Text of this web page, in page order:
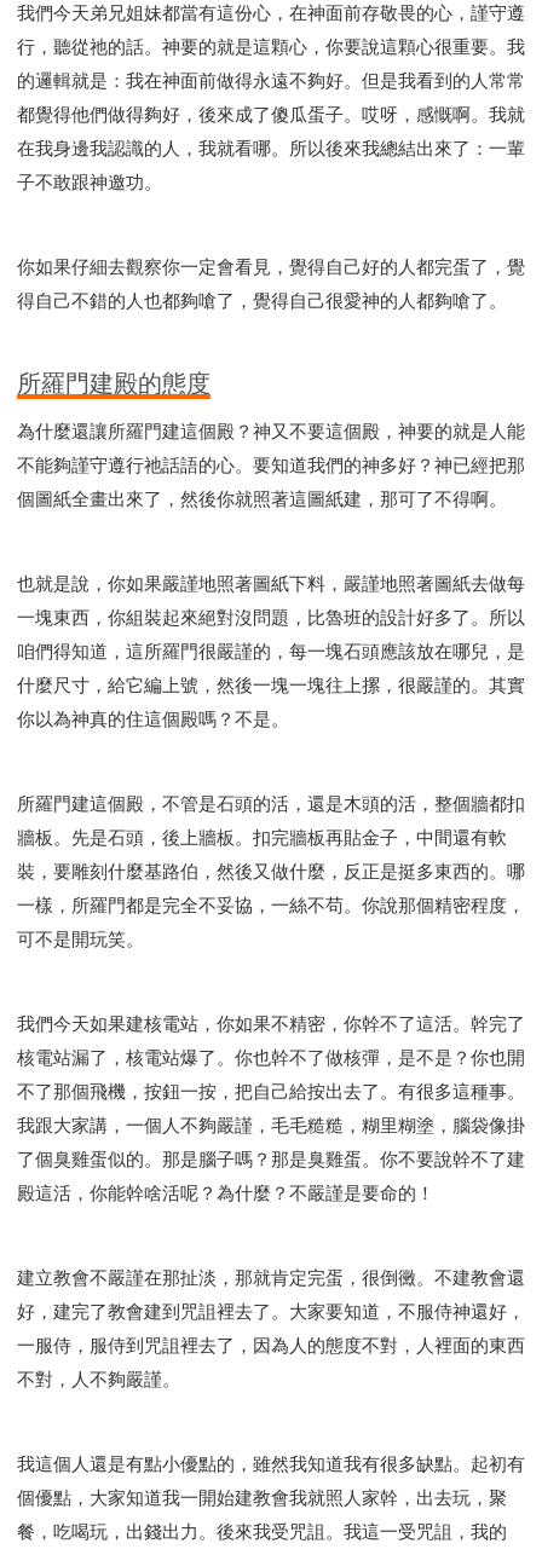
我們今天弟兄姐妹都當有這份心，在神面前存敬畏的心，謹守遵
行，聽從祂的話。神要的就是這顆心，你要說這顆心很重要。我
的邏輯就是：我在神面前做得永遠不夠好。但是我看到的人常常
都覺得他們做得夠好，後來成了傻瓜蛋子。哎呀，感慨啊。我就
在我身邊我認識的人，我就看哪。所以後來我總結出來了：一輩
子不敢跟神邀功。
你如果仔細去觀察你一定會看見，覺得自己好的人都完蛋了，覺
得自己不錯的人也都夠嗆了，覺得自己很愛神的人都夠嗆了。
所羅門建殿的態度
為什麼還讓所羅門建這個殿？神又不要這個殿，神要的就是人能
不能夠謹守遵行祂話語的心。要知道我們的神多好？神已經把那
個圖紙全畫出來了，然後你就照著這圖紙建，那可了不得啊。
也就是說，你如果嚴謹地照著圖紙下料，嚴謹地照著圖紙去做每
一塊東西，你組裝起來絕對沒問題，比魯班的設計好多了。所以
咱們得知道，這所羅門很嚴謹的，每一塊石頭應該放在哪兒，是
什麼尺寸，給它編上號，然後一塊一塊往上摞，很嚴謹的。其實
你以為神真的住這個殿嗎？不是。
所羅門建這個殿，不管是石頭的活，還是木頭的活，整個牆都扣
牆板。先是石頭，後上牆板。扣完牆板再貼金子，中間還有軟
裝，要雕刻什麼基路伯，然後又做什麼，反正是挺多東西的。哪
一樣，所羅門都是完全不妥協，一絲不苟。你說那個精密程度，
可不是開玩笑。
我們今天如果建核電站，你如果不精密，你幹不了這活。幹完了
核電站漏了，核電站爆了。你也幹不了做核彈，是不是？你也開
不了那個飛機，按鈕一按，把自己給按出去了。有很多這種事。
我跟大家講，一個人不夠嚴謹，毛毛糙糙，糊里糊塗，腦袋像掛
了個臭雞蛋似的。那是腦子嗎？那是臭雞蛋。你不要說幹不了建
殿這活，你能幹啥活呢？為什麼？不嚴謹是要命的！
建立教會不嚴謹在那扯淡，那就肯定完蛋，很倒黴。不建教會還
好，建完了教會建到咒詛裡去了。大家要知道，不服侍神還好，
一服侍，服侍到咒詛裡去了，因為人的態度不對，人裡面的東西
不對，人不夠嚴謹。
我這個人還是有點小優點的，雖然我知道我有很多缺點。起初有
個優點，大家知道我一開始建教會我就照人家幹，出去玩，聚
餐，吃喝玩，出錢出力。後來我受咒詛。我這一受咒詛，我的